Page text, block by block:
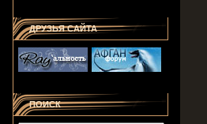
ДРУЗЬЯ САЙТА
ПОИСК